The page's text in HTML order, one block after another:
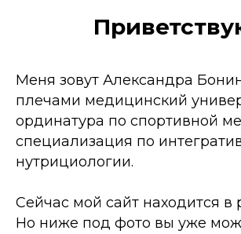
Меня зовут Александра
плечами медицинский
ординатура по спортивной
специализация по
нутрициологии.
Сейчас мой сайт находится в
Но ниже под фото вы уже